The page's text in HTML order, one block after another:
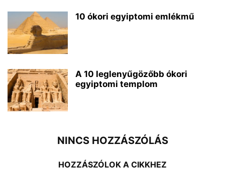
10 ókori egyiptomi emlékmű
A 10 leglenyűgözőbb ókori
egyiptomi templom
NINCS HOZZÁSZÓLÁS
HOZZÁSZÓLOK A CIKKHEZ